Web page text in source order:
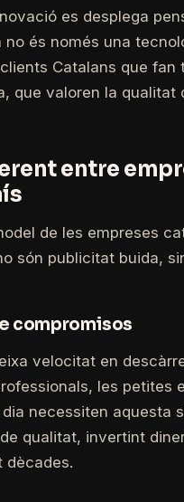
es desplega
és només una
Catalans que fan
que valoren la qualitat
entre
de les empreses
són publicitat buida,
compromisos
velocitat en
les petites
necessiten aquesta
qualitat, invertint
dècades.